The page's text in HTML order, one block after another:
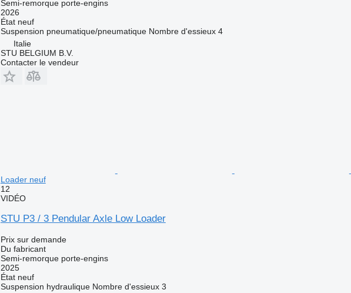
Semi-remorque porte-engins
2026
Étatneuf
Suspension pneumatique/pneumatique Nombre d'essieux 4
Italie
STU BELGIUM B.V.
Contacter le vendeur
Loader neuf
12
VIDÉO
STU P3 / 3 Pendular Axle Low Loader
Prix sur demande
Du fabricant
Semi-remorque porte-engins
2025
Étatneuf
Suspension hydraulique Nombre d'essieux 3